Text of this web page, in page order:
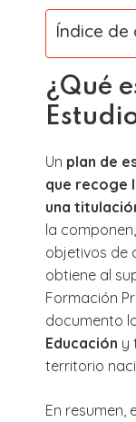
Índice de
¿Qué
Un plan de
que recoge
una
la
objetivos de
obtiene al
Formación
documento
Educación y
territorio
En resumen,